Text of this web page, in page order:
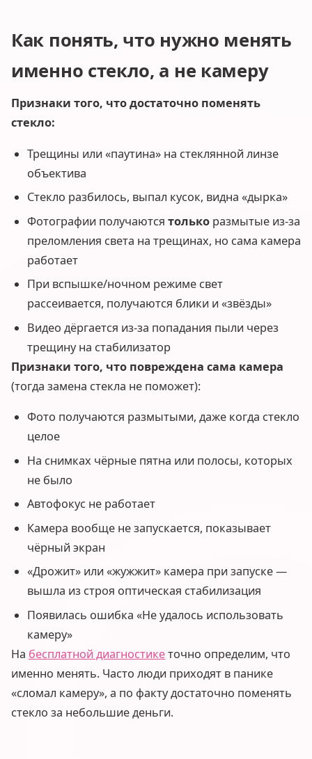
Как понять, что нужно менять
именно стекло, а не камеру
Признаки того, что достаточно поменять
стекло:
Трещины или «паутина» на стеклянной линзе
объектива
Стекло разбилось, выпал кусок, видна «дырка»
Фотографии получаются толькоразмытые из-за
преломления света на трещинах, но сама камера
работает
При вспышке/ночном режиме свет
рассеивается, получаются блики и «звёзды»
Видео дёргается из-за попадания пыли через
трещину на стабилизатор
Признаки того, что повреждена сама камера
(тогда замена стекла не поможет):
Фото получаются размытыми, даже когда стекло
целое
На снимках чёрные пятна или полосы, которых
не было
Автофокус не работает
Камера вообще не запускается, показывает
чёрный экран
«Дрожит» или «жужжит» камера при запуске —
вышла из строя оптическая стабилизация
Появилась ошибка «Не удалось использовать
камеру»
На бесплатной диагностикеточно определим, что
именно менять. Часто люди приходят в панике
«сломал камеру», а по факту достаточно поменять
стекло за небольшие деньги.